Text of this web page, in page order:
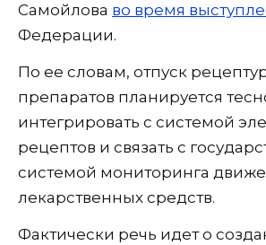
Самойлова во время
Федерации.
По ее словам, отпуск
препаратов планируется
интегрировать с системой
рецептов и связать с
системой мониторинга
лекарственных средств.
Фактически речь идет о